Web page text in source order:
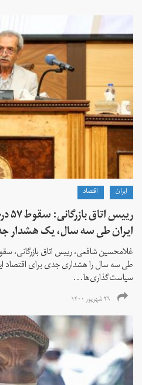
ايران اقتصاد
ایران طی سه سال، یک
طی سه سال را هشداری جدی برای اقتصاد
سیاست‌گذاری‌ها...
۲۹ شهریور ۱۴۰۰